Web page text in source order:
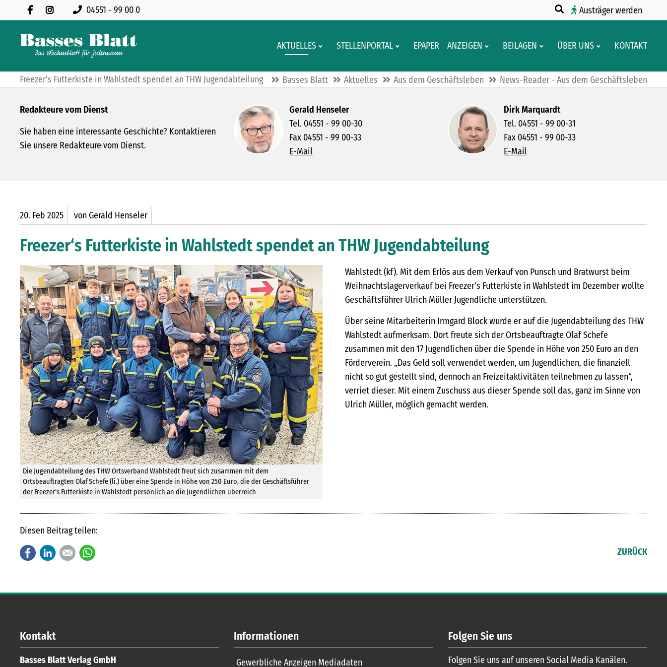
04551 - 99 00 0 Austräger werden
AKTUELLES STELLENPORTAL EPAPER ANZEIGEN BEILAGEN ÜBER UNS KONTAKT
Freezer‘s Futterkiste in Wahlstedt spendet an THW Jugendabteilung Basses Blatt Aktuelles Aus dem Geschäftsleben News-Reader - Aus dem Geschäftsleben
Redakteure vom Dienst
Sie haben eine interessante Geschichte? Kontaktieren
Sie unsere Redakteure vom Dienst.
Gerald Henseler
Tel. 04551 - 99 00-30
Fax 04551 - 99 00-33
E-Mail
Dirk Marquardt
Tel. 04551 - 99 00-31
Fax 04551 - 99 00-33
E-Mail
20. Feb 2025 von Gerald Henseler
Freezer‘s Futterkiste in Wahlstedt spendet an THW Jugendabteilung
Die Jugendabteilung des THW Ortsverband Wahlstedt freut sich zusammen mit dem
Ortsbeauftragten Olaf Schefe (li.) über eine Spende in Höhe von 250 Euro, die der Geschäftsführer
der Freezer‘s Futterkiste in Wahlstedt persönlich an die Jugendlichen überreich
Wahlstedt (kf). Mit dem Erlös aus dem Verkauf von Punsch und Bratwurst beim
Weihnachtslagerverkauf bei Freezer‘s Futterkiste in Wahlstedt im Dezember wollte
Geschäftsführer Ulrich Müller Jugendliche unterstützen.
Über seine Mitarbeiterin Irmgard Block wurde er auf die Jugendabteilung des THW
Wahlstedt aufmerksam. Dort freute sich der Ortsbeauftragte Olaf Schefe
zusammen mit den 17 Jugendlichen über die Spende in Höhe von 250 Euro an den
Förderverein. „Das Geld soll verwendet werden, um Jugendlichen, die finanziell
nicht so gut gestellt sind, dennoch an Freizeitaktivitäten teilnehmen zu lassen“,
verriet dieser. Mit einem Zuschuss aus dieser Spende soll das, ganz im Sinne von
Ulrich Müller, möglich gemacht werden.
Diesen Beitrag teilen:
FacebookLinkedInE-mail ZURÜCK
Kontakt
Basses Blatt Verlag GmbH
Informationen
Gewerbliche Anzeigen Mediadaten
Folgen Sie uns
Folgen Sie uns auf unseren Social Media Kanälen.